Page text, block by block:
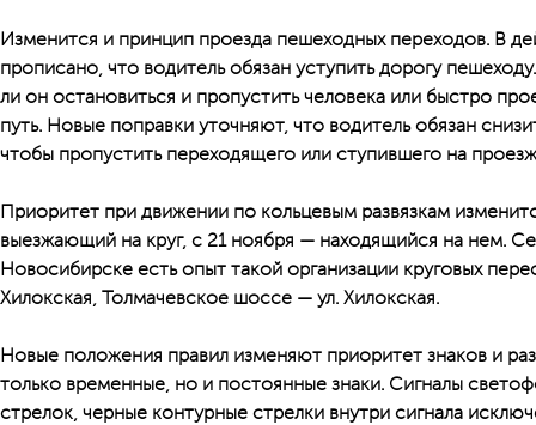
Изменится и принцип проезда пешеходных переходов. В
прописано, что водитель обязан уступить дорогу
ли он остановиться и пропустить человека или быстро
путь. Новые поправки уточняют, что водитель обязан
чтобы пропустить переходящего или ступившего на
Приоритет при движении по кольцевым развязкам
выезжающий на круг, с 21 ноября — находящийся на нем.
Новосибирске есть опыт такой организации круговых
Хилокская, Толмачевское шоссе — ул. Хилокская.
Новые положения правил изменяют приоритет знаков и
только временные, но и постоянные знаки. Сигналы
стрелок, черные контурные стрелки внутри сигнала